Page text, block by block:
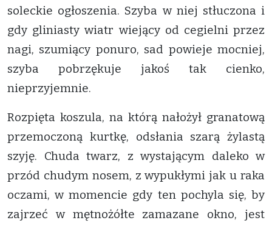
soleckie ogłoszenia. Szyba w niej stłuczona i
gdy gliniasty wiatr wiejący od cegielni przez
nagi, szumiący ponuro, sad powieje mocniej,
szyba pobrzękuje jakoś tak cienko,
nieprzyjemnie.
Rozpięta koszula, na którą nałożył granatową
przemoczoną kurtkę, odsłania szarą żylastą
szyję. Chuda twarz, z wystającym daleko w
przód chudym nosem, z wypukłymi jak u raka
oczami, w momencie gdy ten pochyla się, by
zajrzeć w mętnożółte zamazane okno, jest